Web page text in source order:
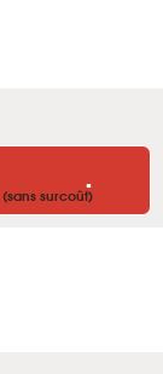
.
(sans surcoût)